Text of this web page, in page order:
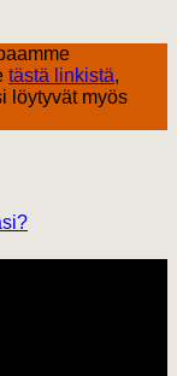
tästä linkistä,
löytyvät myös